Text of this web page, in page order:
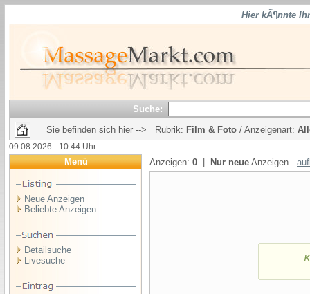
Hier kÃ¶nnte
Suche:
Sie befinden sich hier --> Rubrik: Film & Foto / Anzeigenart:
09.08.2026 - 10:44 Uhr
Menü
Neue Anzeigen
Beliebte Anzeigen
Detailsuche
Livesuche
Anzeigen: 0 Nur neue Anzeigen